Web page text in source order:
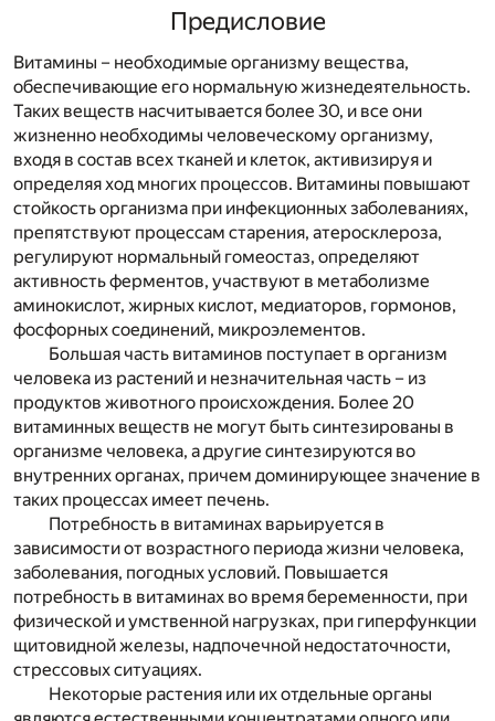
Предисловие
Витамины – необходимые организму вещества,
обеспечивающие его нормальную жизнедеятельность.
Таких веществ насчитывается более 30, и все они
жизненно необходимы человеческому организму,
входя в состав всех тканей и клеток, активизируя и
определяя ход многих процессов. Витамины повышают
стойкость организма при инфекционных заболеваниях,
препятствуют процессам старения, атеросклероза,
регулируют нормальный гомеостаз, определяют
активность ферментов, участвуют в метаболизме
аминокислот, жирных кислот, медиаторов, гормонов,
фосфорных соединений, микроэлементов.
Большая часть витаминов поступает в организм
человека из растений и незначительная часть – из
продуктов животного происхождения. Более 20
витаминных веществ не могут быть синтезированы в
организме человека, а другие синтезируются во
внутренних органах, причем доминирующее значение в
таких процессах имеет печень.
Потребность в витаминах варьируется в
зависимости от возрастного периода жизни человека,
заболевания, погодных условий. Повышается
потребность в витаминах во время беременности, при
физической и умственной нагрузках, при гиперфункции
щитовидной железы, надпочечной недостаточности,
стрессовых ситуациях.
Некоторые растения или их отдельные органы